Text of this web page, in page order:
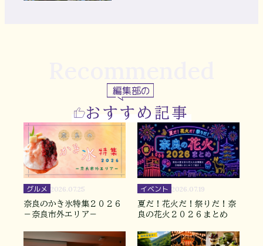
編集部の
おすすめ記事
グルメ 2026.07.25
奈良のかき氷特集２０２６
－奈良市外エリア－
イベント 2026.07.19
夏だ！花火だ！祭りだ！奈
良の花火２０２６まとめ